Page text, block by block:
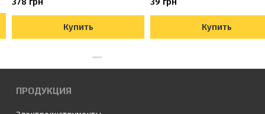
Купить Купить
ПРОДУКЦИЯ